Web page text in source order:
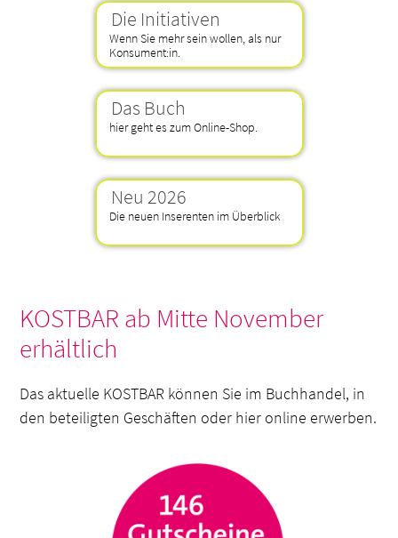
Die Initiativen
Wenn Sie mehr sein wollen, als nur
Konsument:in.
Das Buch
hier geht es zum Online-Shop.
Neu 2026
Die neuen Inserenten im Überblick
KOSTBAR ab Mitte November
erhältlich
Das aktuelle KOSTBAR können Sie im Buchhandel, in
den beteiligten Geschäften oder hier online erwerben.